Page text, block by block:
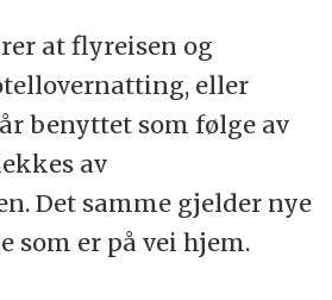
at flyreisen og
eller
benyttet som følge av
av
Det samme gjelder nye
som er på vei hjem.